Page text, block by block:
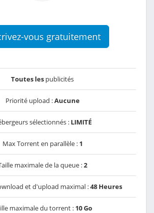
vous gratuitement
Toutes les publicités
Priorité upload :Aucune
sélectionnés : LIMITÉ
Max Torrent en parallèle : 1
maximale de la queue :2
et d'upload maximal :48 Heures
maximale du torrent : 10 Go